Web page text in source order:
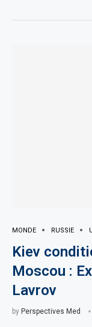
MONDE RUSSIE
Kiev
Moscou :
Lavrov
by Perspectives Med